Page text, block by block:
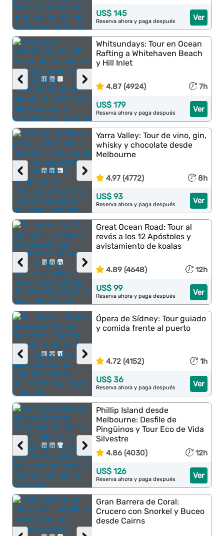
Ver
US$ 145
Reserva ahora y paga después
›
‹
Whitsundays: Tour en Ocean
Rafting a Whitehaven Beach
y Hill Inlet
4.87 (4924) 7h
Ver
US$ 179
Reserva ahora y paga después
›
‹
Yarra Valley: Tour de vino, gin,
whisky y chocolate desde
Melbourne
4.97 (4772) 8h
Ver
US$ 93
Reserva ahora y paga después
›
‹
Great Ocean Road: Tour al
revés a los 12 Apóstoles y
avistamiento de koalas
4.89 (4648) 12h
Ver
US$ 99
Reserva ahora y paga después
›
‹
Ópera de Sídney: Tour guiado
y comida frente al puerto
4.72 (4152) 1h
Ver
US$ 36
Reserva ahora y paga después
›
‹
Phillip Island desde
Melbourne: Desfile de
Pingüinos y Tour Eco de Vida
Silvestre
4.86 (4030) 12h
Ver
US$ 126
Reserva ahora y paga después
Gran Barrera de Coral:
Crucero con Snorkel y Buceo
desde Cairns